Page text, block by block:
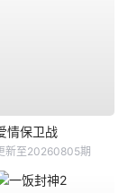
情保卫战
新至20260805期